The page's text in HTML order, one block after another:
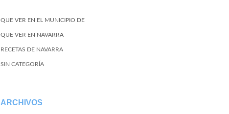
QUE VER EN EL MUNICIPIO DE
QUE VER EN NAVARRA
RECETAS DE NAVARRA
SIN CATEGORÍA
ARCHIVOS